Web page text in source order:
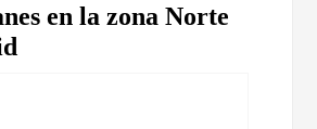
en la zona Norte